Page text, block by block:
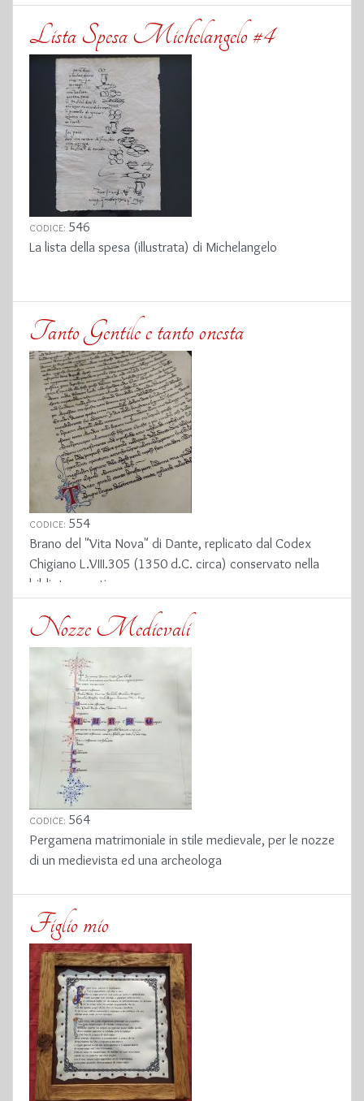
Lista Spesa Michelangelo #4
CODICE: 546
La lista della spesa (illustrata) di Michelangelo
Tanto Gentile e tanto onesta
CODICE: 554
Brano del "Vita Nova" di Dante, replicato dal Codex
Chigiano L.VIII.305 (1350 d.C. circa) conservato nella
biblioteca vaticana
Nozze Medievali
CODICE: 564
Pergamena matrimoniale in stile medievale, per le nozze
di un medievista ed una archeologa
Figlio mio